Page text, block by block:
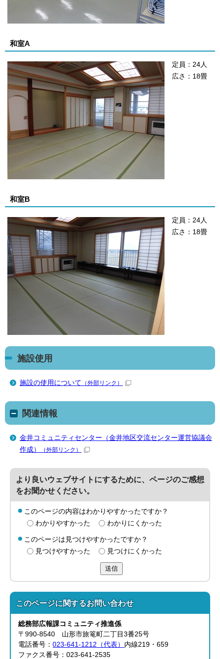
和室A
定員：24人
広さ：18畳
和室B
定員：24人
広さ：18畳
施設使用
施設の使用について （外部リンク）
関連情報
金井コミュニティセンター（金井地区交流センター運営協議会
作成）
（外部リンク）
より良いウェブサイトにするために、ページのご感想
をお聞かせください。
このページの内容はわかりやすかったですか？
わかりやすかった
わかりにくかった
このページは見つけやすかったですか？
見つけやすかった
見つけにくかった
送信
このページに関するお問い合わせ
総務部広報課コミュニティ推進係
〒990-8540 山形市旅篭町二丁目3番25号
電話番号：023-641-1212（代表） 内線219・659
ファクス番号：023-641-2535